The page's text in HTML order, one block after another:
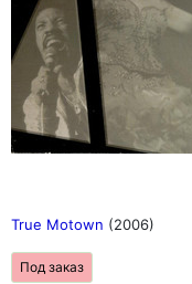
True Motown (2006)
Под заказ